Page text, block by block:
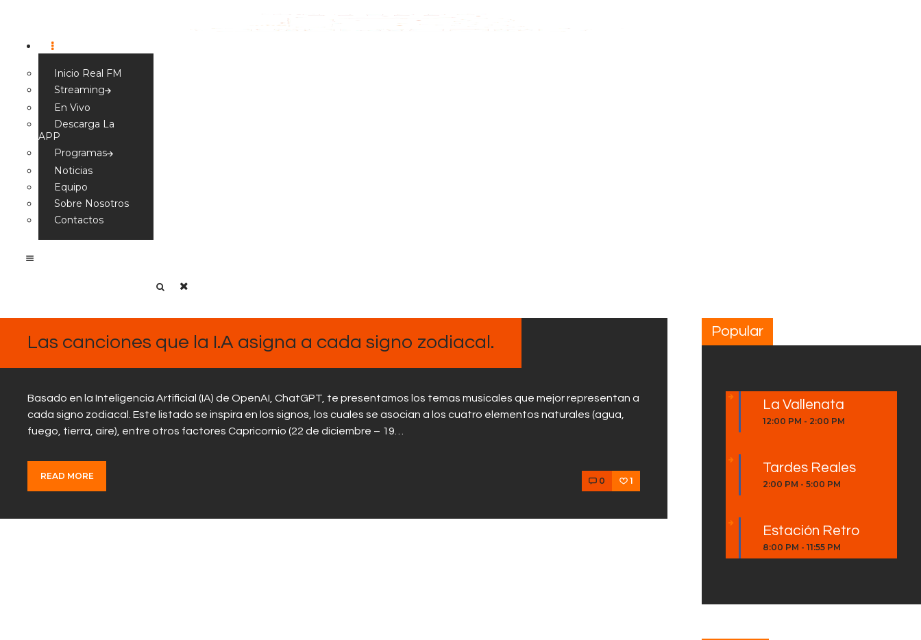
Inicio Real FM
Streaming
En Vivo
Descarga La
APP
Programas
Noticias
Equipo
Sobre Nosotros
Contactos
Inicio Real FM
Contactos
Las canciones que la I.A asigna a cada signo zodiacal.
Basado en la Inteligencia Artificial (IA) de OpenAI, ChatGPT, te presentamos los temas musicales que mejor representan a
cada signo zodiacal. Este listado se inspira en los signos, los cuales se asocian a los cuatro elementos naturales (agua,
fuego, tierra, aire), entre otros factores Capricornio (22 de diciembre – 19…
READ MORE 0 1
Popular
La Vallenata
12:00 PM - 2:00 PM
Tardes Reales
2:00 PM -5:00 PM
Estación Retro
8:00 PM -11:55 PM